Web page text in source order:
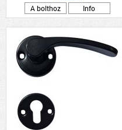
A bolthoz
Info